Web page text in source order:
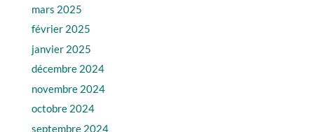
mars 2025
février 2025
janvier 2025
décembre 2024
novembre 2024
octobre 2024
septembre 2024